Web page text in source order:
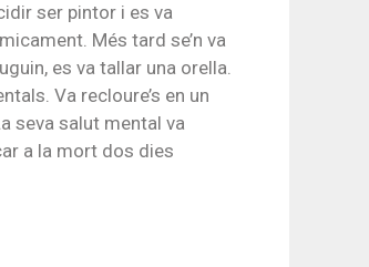
ser pintor i es va
Més tard se’n va
es va tallar una orella.
Va recloure’s en un
seva salut mental va
a la mort dos dies